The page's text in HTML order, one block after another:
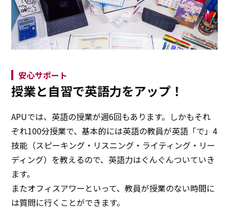
安心サポート
授業と自習で英語力をアップ！
APUでは、英語の授業が週6回もあります。しかもそれ
ぞれ100分授業で、基本的には英語の教員が英語「で」4
技能（スピーキング・リスニング・ライティング・リー
ディング）を教えるので、英語力はぐんぐんついていき
ます。
またオフィスアワーといって、教員が授業のない時間に
は質問に行くことができます。